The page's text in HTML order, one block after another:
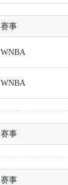
赛事
WNBA
WNBA
赛事
赛事